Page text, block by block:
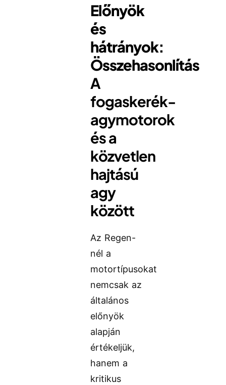
Előnyök
és
hátrányok:
Összehasonlítás
A
fogaskerék-
agymotorok
és a
közvetlen
hajtású
agy
között
Az Regen-
nél a
motortípusokat
nemcsak az
általános
előnyök
alapján
értékeljük,
hanem a
kritikus